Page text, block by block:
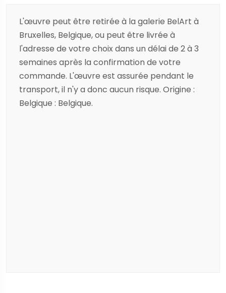
L'œuvre peut être retirée à la galerie BelArt à
Bruxelles, Belgique, ou peut être livrée à
l'adresse de votre choix dans un délai de 2 à 3
semaines après la confirmation de votre
commande. L'œuvre est assurée pendant le
transport, il n'y a donc aucun risque. Origine :
Belgique : Belgique.